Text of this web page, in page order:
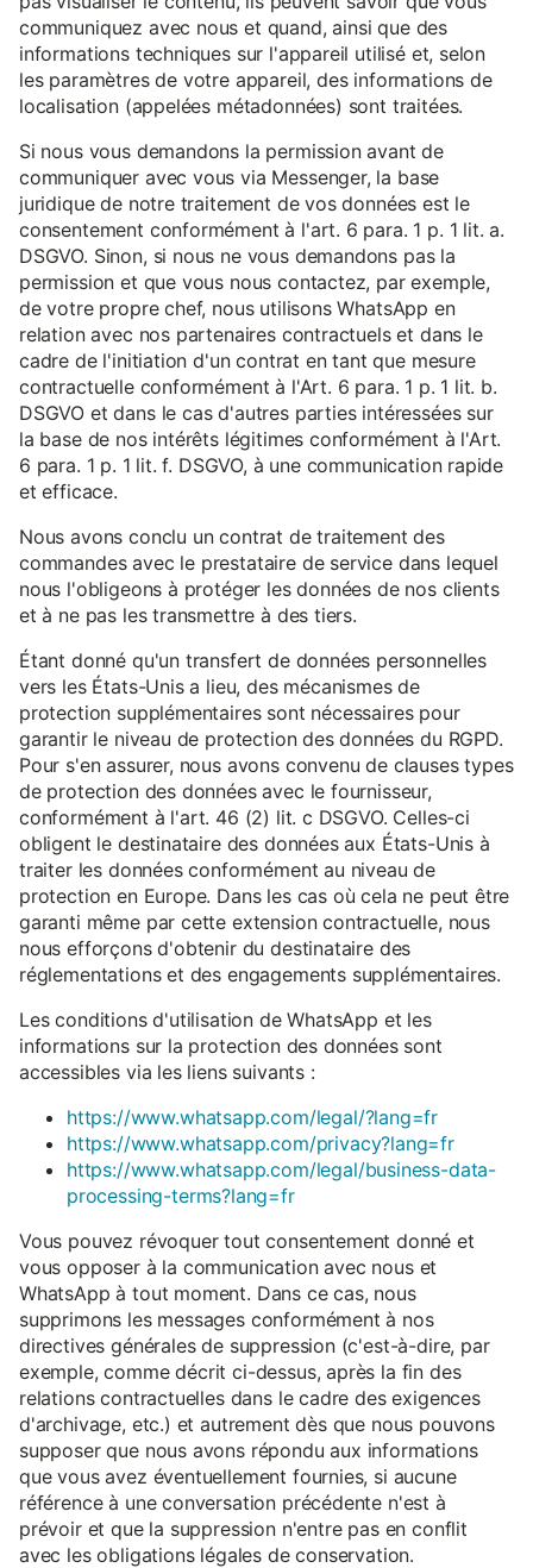
communiquez avec nous et quand, ainsi que des
informations techniques sur l'appareil utilisé et, selon
les paramètres de votre appareil, des informations de
localisation (appelées métadonnées) sont traitées.
Si nous vous demandons la permission avant de
communiquer avec vous via Messenger, la base
juridique de notre traitement de vos données est le
consentement conformément à l'art. 6 para. 1 p. 1 lit. a.
DSGVO. Sinon, si nous ne vous demandons pas la
permission et que vous nous contactez, par exemple,
de votre propre chef, nous utilisons WhatsApp en
relation avec nos partenaires contractuels et dans le
cadre de l'initiation d'un contrat en tant que mesure
contractuelle conformément à l'Art. 6 para. 1 p. 1 lit. b.
DSGVO et dans le cas d'autres parties intéressées sur
la base de nos intérêts légitimes conformément à l'Art.
6 para. 1 p. 1 lit. f. DSGVO, à une communication rapide
et efficace.
Nous avons conclu un contrat de traitement des
commandes avec le prestataire de service dans lequel
nous l'obligeons à protéger les données de nos clients
et à ne pas les transmettre à des tiers.
Étant donné qu'un transfert de données personnelles
vers les États-Unis a lieu, des mécanismes de
protection supplémentaires sont nécessaires pour
garantir le niveau de protection des données du RGPD.
Pour s'en assurer, nous avons convenu de clauses types
de protection des données avec le fournisseur,
conformément à l'art. 46 (2) lit. c DSGVO. Celles-ci
obligent le destinataire des données aux États-Unis à
traiter les données conformément au niveau de
protection en Europe. Dans les cas où cela ne peut être
garanti même par cette extension contractuelle, nous
nous efforçons d'obtenir du destinataire des
réglementations et des engagements supplémentaires.
Les conditions d'utilisation de WhatsApp et les
informations sur la protection des données sont
accessibles via les liens suivants :
https://www.whatsapp.com/legal/?lang=fr
https://www.whatsapp.com/privacy?lang=fr
https://www.whatsapp.com/legal/business-data-
processing-terms?lang=fr
Vous pouvez révoquer tout consentement donné et
vous opposer à la communication avec nous et
WhatsApp à tout moment. Dans ce cas, nous
supprimons les messages conformément à nos
directives générales de suppression (c'est-à-dire, par
exemple, comme décrit ci-dessus, après la fin des
relations contractuelles dans le cadre des exigences
d'archivage, etc.) et autrement dès que nous pouvons
supposer que nous avons répondu aux informations
que vous avez éventuellement fournies, si aucune
référence à une conversation précédente n'est à
prévoir et que la suppression n'entre pas en conflit
avec les obligations légales de conservation.